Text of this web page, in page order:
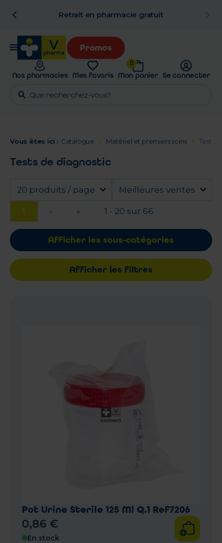
Retrait en pharmacie gratuit
Promos
Nos pharmacies Mes favoris
0
Mon panier Se connecter
Vous êtes ici : Catalogue Matériel et premiers soins Tests
Tests de diagnostic
20 produits / page Meilleures ventes
1 › » 1 - 20 sur 66
Afficher les sous-catégories
Afficher les filtres
Pot Urine Sterile 125 Ml Q.1 Ref7206
0,86 €
En stock